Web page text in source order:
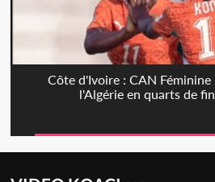
Côte d'Ivoire : CAN
l'Algérie en quarts de